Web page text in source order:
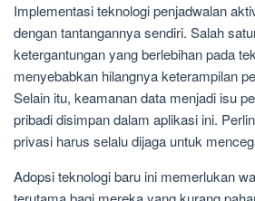
Implementasi teknologi penjadwalan
dengan tantangannya sendiri. Salah
ketergantungan yang berlebihan pada
menyebabkan hilangnya keterampilan
Selain itu, keamanan data menjadi isu
pribadi disimpan dalam aplikasi ini.
privasi harus selalu dijaga untuk
Adopsi teknologi baru ini memerlukan